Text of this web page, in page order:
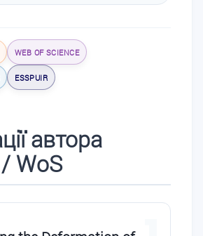
WEB OF SCIENCE
ESSPUIR
автора
WoS